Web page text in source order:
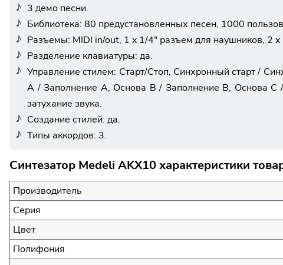
3 демо песни.
Библиотека: 80 предустановленных песен, 1000
Разъемы: MIDI in/out, 1 x 1/4" разъем для наушников, 2
Разделение клавиатуры: да.
Управление стилем: Старт/Стоп, Синхронный старт /
A / Заполнение A, Основа B / Заполнение B, Основа
затухание звука.
Создание стилей: да.
Типы аккордов: 3.
Синтезатор Medeli AKX10 характеристики
Производитель
Серия
Цвет
Полифония